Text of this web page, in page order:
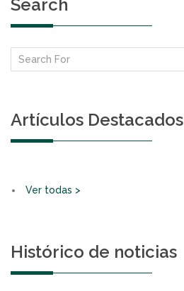
Search
Artículos Destacados
Ver todas >
Histórico de noticias